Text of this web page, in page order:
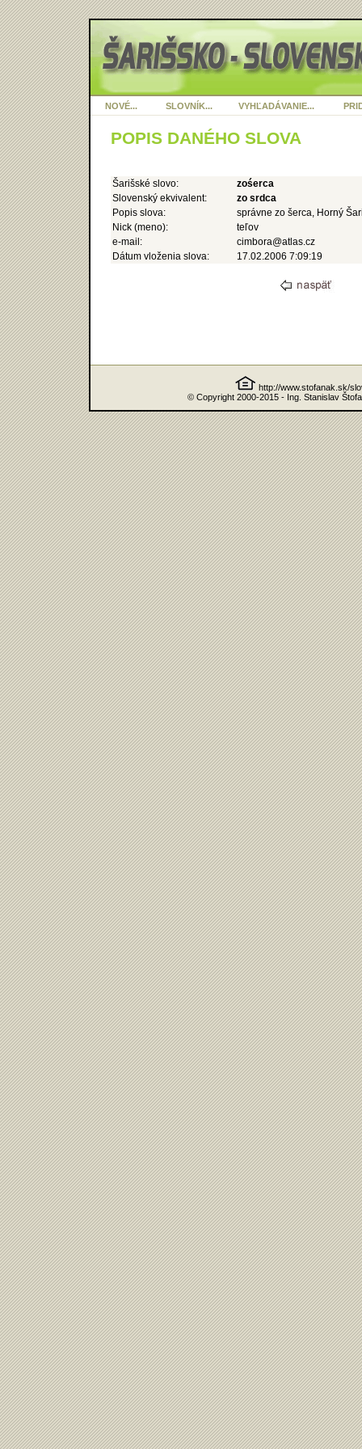
NOVÉ... SLOVNÍK... VYHĽADÁVANIE...
POPIS DANÉHO SLOVA
Šarišské slovo:
zośerca
Slovenský ekvivalent:
zo srdca
Popis slova:
správne zo šerca, Horný
Nick (meno):
teľov
e-mail:
cimbora@atlas.cz
Dátum vloženia slova:
17.02.2006 7:09:19
http://www.stofanak.sk/
© Copyright 2000-2015 - Ing. Stanislav